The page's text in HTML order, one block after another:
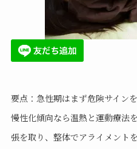
要点：急性期はまず危険サイン
慢性化傾向なら温熱と運動療法
張を取り、整体でアライメント